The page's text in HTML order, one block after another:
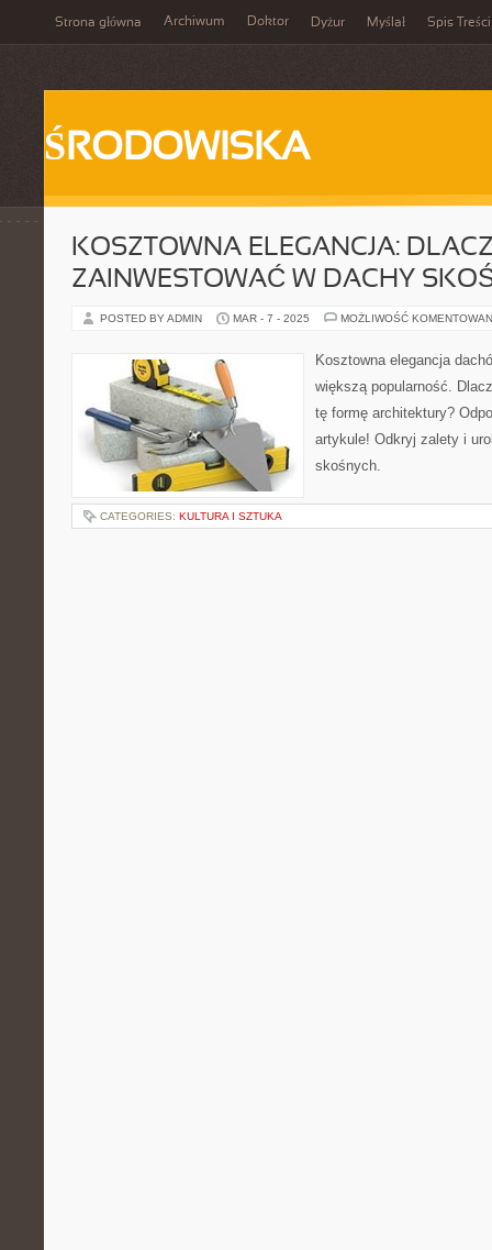
Strona główna Archiwum Doktor Dyżur Myślał Spis Treści
ŚRODOWISKA
KOSZTOWNA ELEGANCJA:
ZAINWESTOWAĆ W DACHY
POSTED BY ADMIN MAR - 7 - 2025 MOŻLIWOŚĆ
Kosztowna elegancja
większą popularność.
tę formę architektury?
artykule! Odkryj zalety i
skośnych.
CATEGORIES: KULTURA I SZTUKA